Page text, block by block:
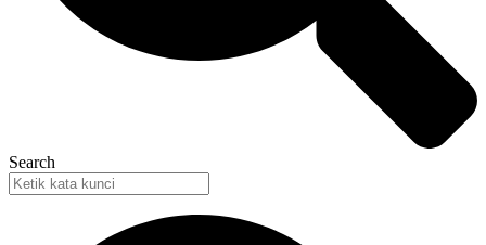
Search